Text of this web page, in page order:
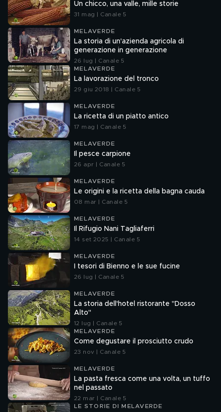
Un chicco, una valle, mille storie
31 mag | Canale 5
MELAVERDE
La storia di un'azienda agricola di
generazione in generazione
26 lug | Canale 5
MELAVERDE
La lavorazione del tronco
29 giu 2018 | Canale 5
MELAVERDE
La ricetta di un piatto antico
17 mag | Canale 5
MELAVERDE
Il pesce carpione
26 apr | Canale 5
MELAVERDE
Le origini e la ricetta della bagna cauda
08 mar | Canale 5
MELAVERDE
Il Rifugio Nani Tagliaferri
14 set 2025 | Canale 5
MELAVERDE
I tesori di Bienno e le sue fucine
26 lug | Canale 5
MELAVERDE
La storia dell'hotel ristorante "Dosso
Alto"
12 lug | Canale 5
MELAVERDE
Come degustare il prosciutto crudo
23 nov | Canale 5
MELAVERDE
La pasta fresca come una volta, un tuffo
nel passato
22 mar | Canale 5
LE STORIE DI MELAVERDE